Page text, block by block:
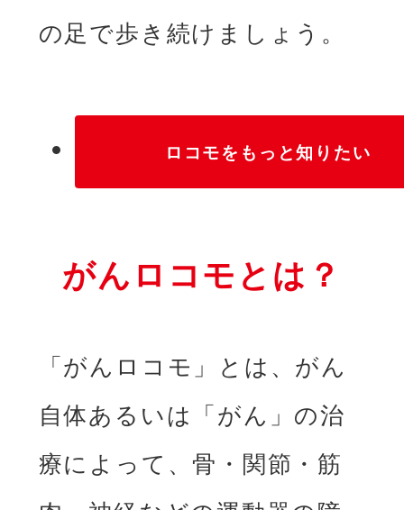
の足で歩き続けましょう。
ロコモをもっと知りたい
がんロコモとは？
「がんロコモ」とは、がん
自体あるいは「がん」の治
療によって、骨・関節・筋